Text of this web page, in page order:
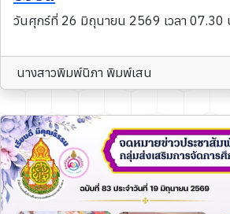
วันศุกร์ที่ 26 มิถุนายน 2569 เวลา 07.30
นางสาวพิมพ์นิภา พิมพ์เสน